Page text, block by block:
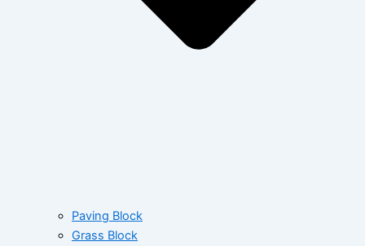
Paving Block
Grass Block